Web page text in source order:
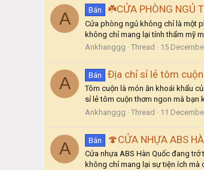
A Bán ☘️CỬA PHÒNG NGỦ
Cửa phòng ngủ không chỉ là một
không chỉ mang lại tính thẩm mỹ
Ankhanggg
Thread 15
A Bán Địa chỉ sỉ lẻ tôm
Tôm cuộn là món ăn khoái khẩu
sỉ lẻ tôm cuộn thơm ngon mà bạn
Ankhanggg
Thread 11
A Bán 🍄CỬA NHỰA ABS
Cửa nhựa ABS Hàn Quốc đang
không chỉ mang lại sự tiện ích